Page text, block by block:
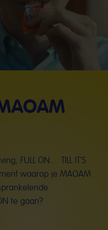
FULL ON… TILL IT’S
waarop je MAOAM
te gaan?